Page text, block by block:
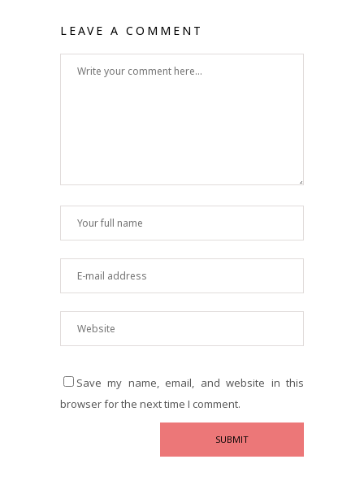
LEAVE A COMMENT
Save my name, email, and website in this
browser for the next time I comment.